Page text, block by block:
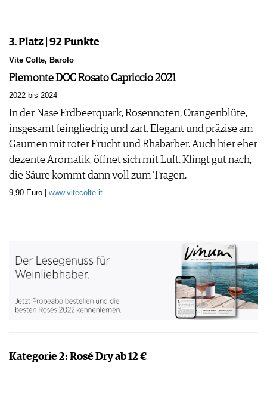
3. Platz | 92 Punkte
Vite Colte, Barolo
Piemonte DOC Rosato Capriccio 2021
2022 bis 2024
In der Nase Erdbeerquark, Rosennoten, Orangenblüte,
insgesamt feingliedrig und zart. Elegant und präzise am
Gaumen mit roter Frucht und Rhabarber. Auch hier eher
dezente Aromatik, öffnet sich mit Luft. Klingt gut nach,
die Säure kommt dann voll zum Tragen.
9,90 Euro | www.vitecolte.it
Kategorie 2: Rosé Dry ab 12 €